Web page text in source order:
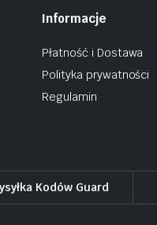
Informacje
Płatność i Dostawa
Polityka prywatności
Regulamin
Kodów Guard